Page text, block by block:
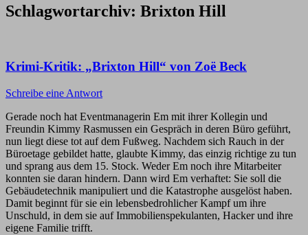
Schlagwortarchiv: Brixton Hill
Krimi-Kritik: „Brixton Hill“ von Zoë Beck
Schreibe eine Antwort
Gerade noch hat Eventmanagerin Em mit ihrer Kollegin und
Freundin Kimmy Rasmussen ein Gespräch in deren Büro geführt,
nun liegt diese tot auf dem Fußweg. Nachdem sich Rauch in der
Büroetage gebildet hatte, glaubte Kimmy, das einzig richtige zu tun
und sprang aus dem 15. Stock. Weder Em noch ihre Mitarbeiter
konnten sie daran hindern. Dann wird Em verhaftet: Sie soll die
Gebäudetechnik manipuliert und die Katastrophe ausgelöst haben.
Damit beginnt für sie ein lebensbedrohlicher Kampf um ihre
Unschuld, in dem sie auf Immobilienspekulanten, Hacker und ihre
eigene Familie trifft.